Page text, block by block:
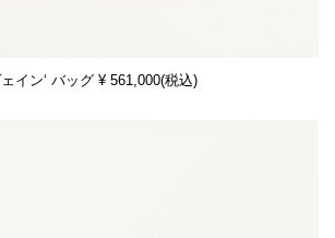
ェイン‘ バッグ ¥ 561,000(税込)